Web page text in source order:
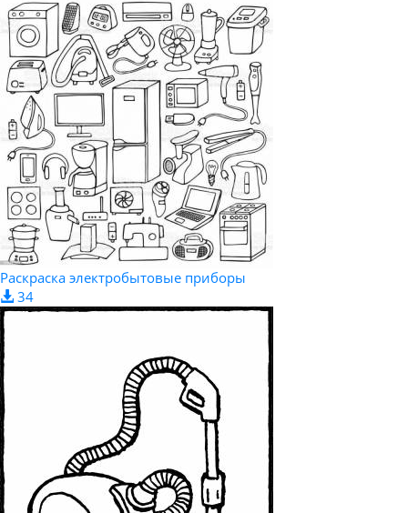
Раскраска электробытовые приборы
34